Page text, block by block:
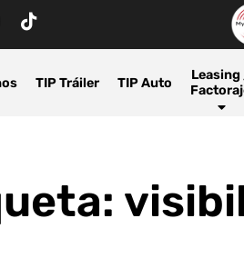
TIP Tráiler TIP Auto
Leasing